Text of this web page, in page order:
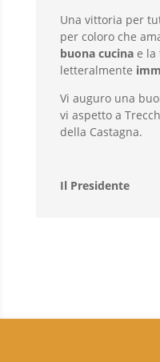
Una vittoria per
per coloro che
buona cucinae la
letteralmente
Vi auguro una
vi aspetto a
della Castagna.
Il Presidente